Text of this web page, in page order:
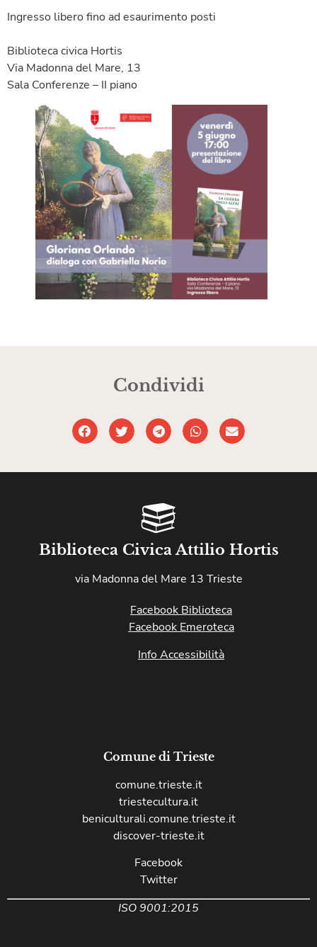
Ingresso libero fino ad esaurimento posti
Biblioteca civica Hortis
Via Madonna del Mare, 13
Sala Conferenze – II piano
Condividi
Biblioteca Civica Attilio Hortis
via Madonna del Mare 13 Trieste
Facebook Biblioteca
Facebook Emeroteca
Info Accessibilità
Comune di Trieste
comune.trieste.it
triestecultura.it
beniculturali.comune.trieste.it
discover-trieste.it
Facebook
Twitter
ISO 9001:2015